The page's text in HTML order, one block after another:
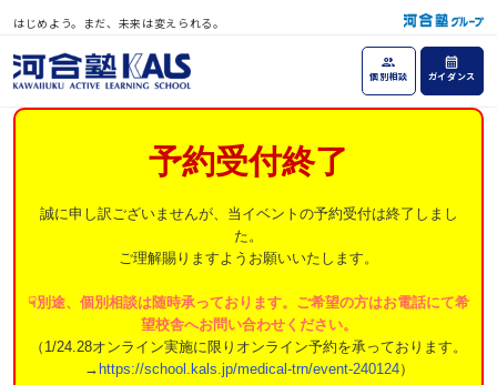
はじめよう。まだ、未来は変えられる。
個別相談 ガイダンス
予約受付終了
誠に申し訳ございませんが、当イベントの予約受付は終了しまし
た。
ご理解賜りますようお願いいたします。
☟別途、個別相談は随時承っております。ご希望の方はお電話にて希
望校舎へお問い合わせください。
（1/24.28オンライン実施に限りオンライン予約を承っております。
→ https://school.kals.jp/medical-trn/event-240124）